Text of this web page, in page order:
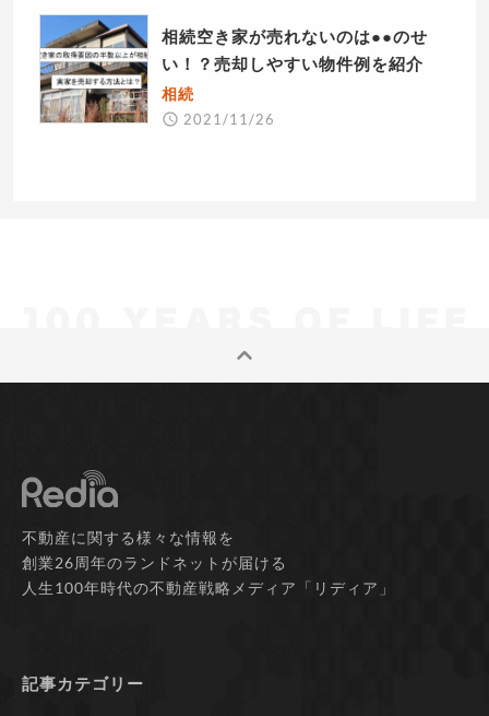
相続空き家が売れないのは●●のせ
い！？売却しやすい物件例を紹介
相続
2021/11/26
不動産に関する様々な情報を
創業26周年のランドネットが届ける
人生100年時代の不動産戦略メディア「リディア」
記事カテゴリー